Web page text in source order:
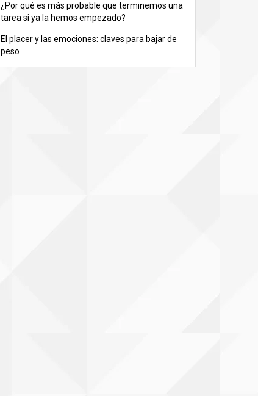
¿Por qué es más probable que terminemos una
tarea si ya la hemos empezado?
El placer y las emociones: claves para bajar de
peso